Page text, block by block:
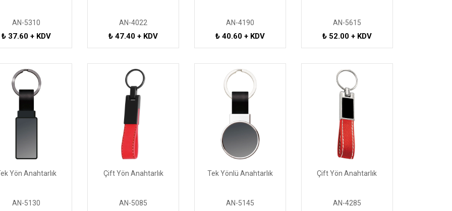
AN-5310
₺ 37.60 + KDV
AN-4022
₺ 47.40 + KDV
AN-4190
₺ 40.60 + KDV
AN-5615
₺ 52.00 + KDV
Yön Anahtarlık
AN-5130
Çift Yön Anahtarlık
AN-5085
Tek Yönlü Anahtarlık
AN-5145
Çift Yön Anahtarlık
AN-4285